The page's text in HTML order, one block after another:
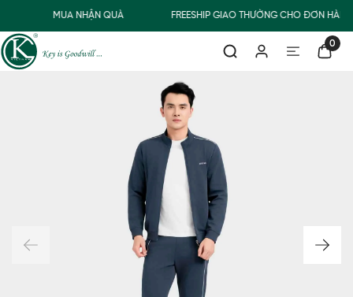
MUA NHẬN QUÀ FREESHIP GIAO THƯỜNG CHO ĐƠN
0